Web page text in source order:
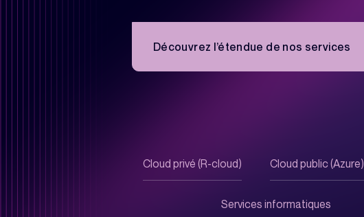
toutes les cyberattaques !
Découvrez l’étendue de nos services
Cloud privé (R-cloud) Cloud public (Azure)
Services informatiques